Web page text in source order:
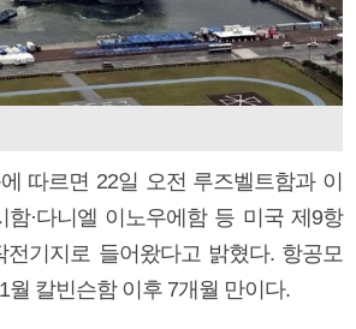
따르면 22일 오전 루즈벨트함과 이
함·다니엘 이노우에함 등 미국 제9항
전기지로 들어왔다고 밝혔다. 항공모
월 칼빈슨함 이후 7개월 만이다.